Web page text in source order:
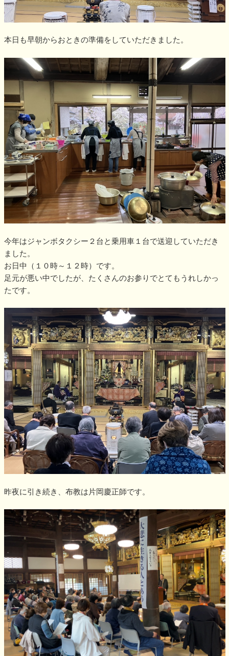
本日も早朝からおときの準備をしていただきました。
今年はジャンボタクシー２台と乗用車１台で送迎していただき
ました。
お日中（１０時～１２時）です。
足元が悪い中でしたが、たくさんのお参りでとてもうれしかっ
たです。
昨夜に引き続き、布教は片岡慶正師です。